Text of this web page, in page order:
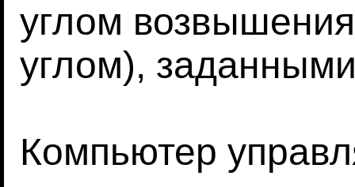
углом
углом),
Компьютер